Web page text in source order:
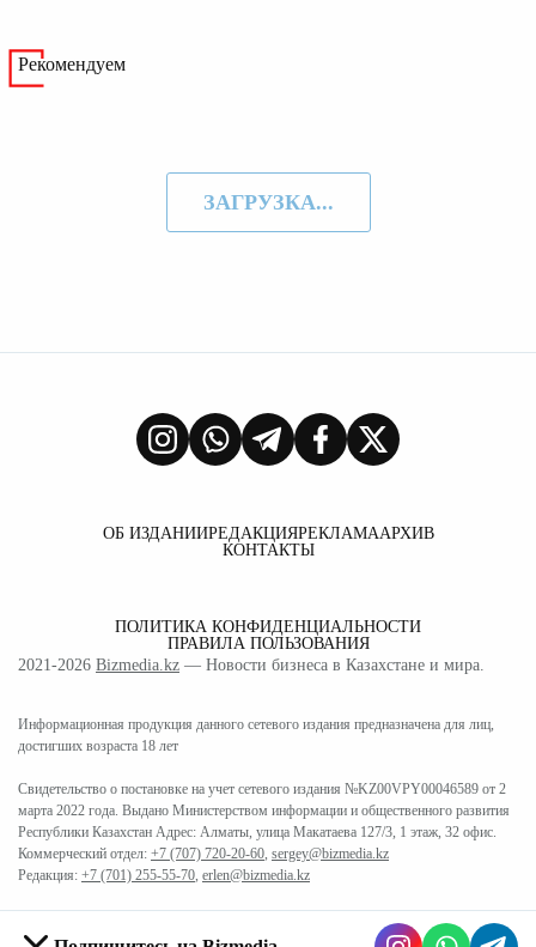
Рекомендуем
ЗАГРУЗКА...
ОБ ИЗДАНИИРЕДАКЦИЯРЕКЛАМААРХИВ
КОНТАКТЫ
ПОЛИТИКА КОНФИДЕНЦИАЛЬНОСТИ
ПРАВИЛА ПОЛЬЗОВАНИЯ
2021-2026 Bizmedia.kz — Новости бизнеса в Казахстане и мира.
Информационная продукция данного сетевого издания предназначена для лиц,
достигших возраста 18 лет
Свидетельство о постановке на учет сетевого издания №KZ00VPY00046589 от 2
марта 2022 года. Выдано Министерством информации и общественного развития
Республики Казахстан Адрес: Алматы, улица Макатаева 127/3, 1 этаж, 32 офис.
Коммерческий отдел: +7 (707) 720-20-60 sergey@bizmedia.kz
Редакция: +7 (701) 255-55-70 erlen@bizmedia.kz